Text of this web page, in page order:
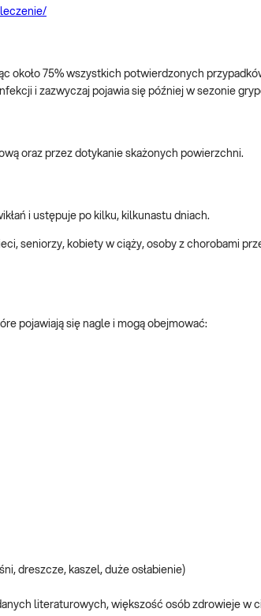
około 75% wszystkich potwierdzonych
i zazwyczaj pojawia się później w sezonie
oraz przez dotykanie skażonych powierzchni.
i ustępuje po kilku, kilkunastu dniach.
seniorzy, kobiety w ciąży, osoby z chorobami
pojawiają się nagle i mogą obejmować:
dreszcze, kaszel, duże osłabienie)
literaturowych, większość osób zdrowieje w